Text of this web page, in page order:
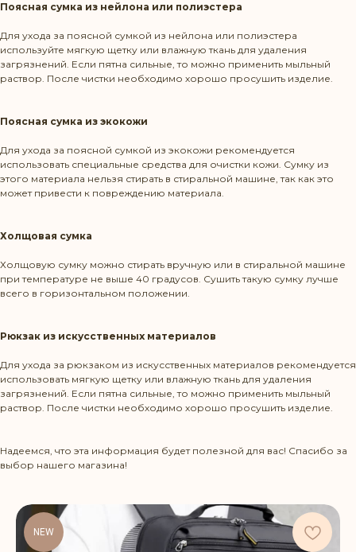
Поясная сумка из нейлона или полиэстера
Для ухода за поясной сумкой из нейлона или полиэстера
используйте мягкую щетку или влажную ткань для удаления
загрязнений. Если пятна сильные, то можно применить мыльный
раствор. После чистки необходимо хорошо просушить изделие.
Поясная сумка из экокожи
Для ухода за поясной сумкой из экокожи рекомендуется
использовать специальные средства для очистки кожи. Сумку из
этого материала нельзя стирать в стиральной машине, так как это
может привести к повреждению материала.
Холщовая сумка
Холщовую сумку можно стирать вручную или в стиральной машине
при температуре не выше 40 градусов. Сушить такую сумку лучше
всего в горизонтальном положении.
Рюкзак из искусственных материалов
Для ухода за рюкзаком из искусственных материалов рекомендуется
использовать мягкую щетку или влажную ткань для удаления
загрязнений. Если пятна сильные, то можно применить мыльный
раствор. После чистки необходимо хорошо просушить изделие.
Надеемся, что эта информация будет полезной для вас! Спасибо за
выбор нашего магазина!
NEW
Политика конфиденциальности
Режим работы: Пн-Пт 10:00-20:00
КОНТАКТЫ